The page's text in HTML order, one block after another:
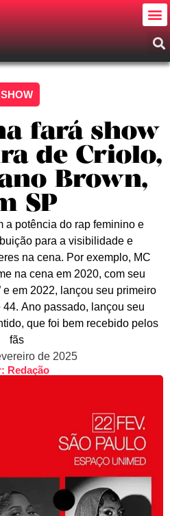
SHOW
fará show
de Criolo,
Brown,
SP
a potência do rap feminino e
para a visibilidade e
na cena. Por exemplo, MC
na cena em 2020, com seu
e em 2022, lançou seu primeiro
Ano passado, lançou seu
que foi bem recebido pelos
fãs
de 2025
Redação